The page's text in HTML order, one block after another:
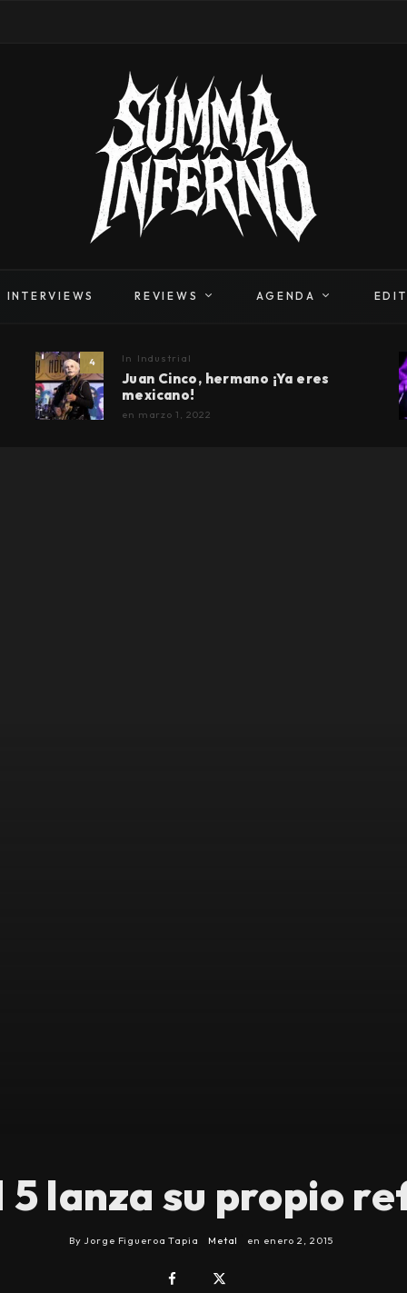
INTERVIEWS REVIEWS AGENDA
4 In Industrial
Juan Cinco, hermano ¡Ya eres
mexicano!
en marzo 1, 2022
5 lanza su propio
By Jorge Figueroa Tapia Metal en enero 2, 2015